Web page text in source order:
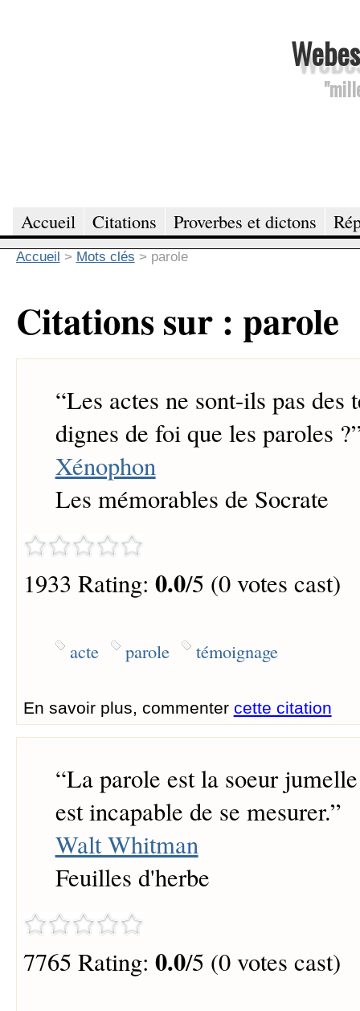
Accueil Citations Proverbes et dictons
Accueil > Mots clés > parole
Citations sur : parole
“Les actes ne sont-ils pas des
dignes de foi que les paroles ?
Xénophon
Les mémorables de Socrate
1933 Rating: 0.0/5 (0 votes cast)
acte parole témoignage
En savoir plus, commenter cette citation
“La parole est la soeur
est incapable de se mesurer.”
Walt Whitman
Feuilles d'herbe
7765 Rating: 0.0/5 (0 votes cast)